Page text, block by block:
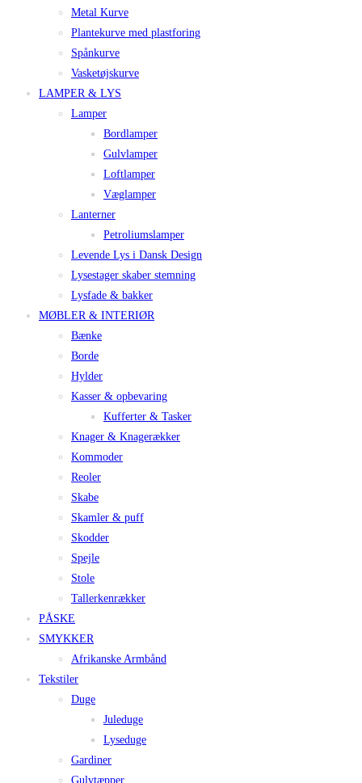
Metal Kurve
Plantekurve med plastforing
Spånkurve
Vasketøjskurve
LAMPER & LYS
Lamper
Bordlamper
Gulvlamper
Loftlamper
Væglamper
Lanterner
Petroliumslamper
Levende Lys i Dansk Design
Lysestager skaber stemning
Lysfade & bakker
MØBLER & INTERIØR
Bænke
Borde
Hylder
Kasser & opbevaring
Kufferter & Tasker
Knager & Knagerækker
Kommoder
Reoler
Skabe
Skamler & puff
Skodder
Spejle
Stole
Tallerkenrækker
PÅSKE
SMYKKER
Afrikanske Armbånd
Tekstiler
Duge
Juleduge
Lyseduge
Gardiner
Gulvtæpper